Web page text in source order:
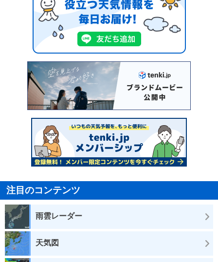
注目のコンテンツ
雨雲レーダー
天気図